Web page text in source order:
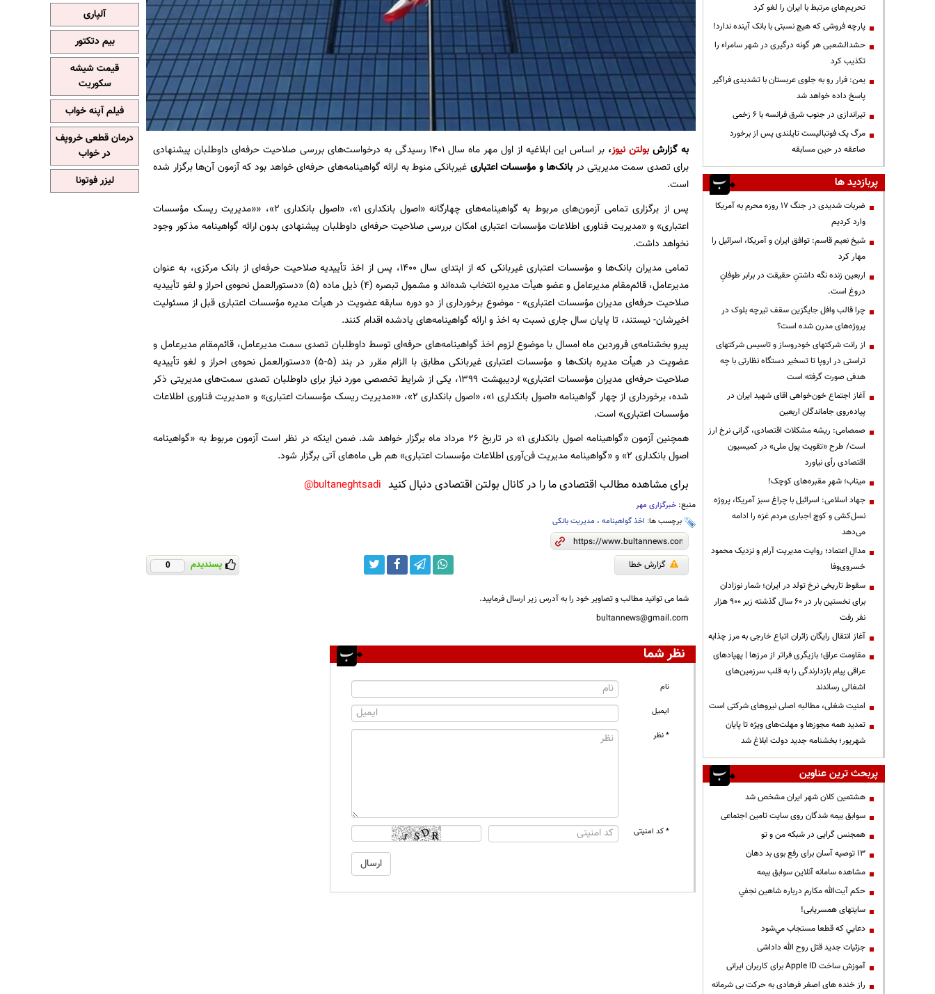
به گزارش بولتن نیوز،
بر اساس این ابلاغیه از اول مهر ماه سال ۱۴۰۱ رسیدگی به درخواست‌های بررسی صلاحیت حرفه‌ای داوطلبان پیشنهادی
برای تصدی سمت مدیریتی در بانک‌ها و مؤسسات اعتباری غیربانکی منوط به ارائه گواهینامه‌های حرفه‌ای خواهد بود که آزمون آن‌ها برگزار شده
است.
پس از برگزاری تمامی آزمون‌های مربوط به گواهینامه‌های چهارگانه «اصول بانکداری ۱»، «اصول بانکداری ۲»، ««مدیریت ریسک مؤسسات
اعتباری» و «مدیریت فناوری اطلاعات مؤسسات اعتباری امکان بررسی صلاحیت حرفه‌ای داوطلبان پیشنهادی بدون ارائه گواهینامه مذکور وجود
نخواهد داشت.
تمامی مدیران بانک‌ها و مؤسسات اعتباری غیربانکی که از ابتدای سال ۱۴۰۰، پس از اخذ تأییدیه صلاحیت حرفه‌ای از بانک مرکزی، به عنوان
مدیرعامل، قائم‌مقام مدیرعامل و عضو هیأت مدیره انتخاب شده‌اند و مشمول تبصره (۴) ذیل ماده (۵) «دستورالعمل نحوه‌ی احراز و لغو تأییدیه
صلاحیت حرفه‌ای مدیران مؤسسات اعتباری» - موضوع برخورداری از دو دوره سابقه عضویت در هیأت مدیره مؤسسات اعتباری قبل از مسئولیت
اخیرشان- نیستند، تا پایان سال جاری نسبت به اخذ و ارائه گواهینامه‌های یادشده اقدام کنند.
پیرو بخشنامه‌ی فروردین ماه امسال با موضوع لزوم اخذ گواهینامه‌های حرفه‌ای توسط داوطلبان تصدی سمت مدیرعامل، قائم‌مقام مدیرعامل و
عضویت در هیأت مدیره بانک‌ها و مؤسسات اعتباری غیربانکی مطابق با الزام مقرر در بند (۵-۵) «دستورالعمل نحوه‌ی احراز و لغو تأییدیه
صلاحیت حرفه‌ای مدیران مؤسسات اعتباری» اردیبهشت ۱۳۹۹، یکی از شرایط تخصصی مورد نیاز برای داوطلبان تصدی سمت‌های مدیریتی ذکر
شده، برخورداری از چهار گواهینامه «اصول بانکداری ۱»، «اصول بانکداری ۲»، ««مدیریت ریسک مؤسسات اعتباری» و «مدیریت فناوری اطلاعات
مؤسسات اعتباری» است.
همچنین آزمون «گواهینامه اصول بانکداری ۱» در تاریخ ۲۶ مرداد ماه برگزار خواهد شد. ضمن اینکه در نظر است آزمون مربوط به «گواهینامه
اصول بانکداری ۲» و «گواهینامه مدیریت فن‌آوری اطلاعات مؤسسات اعتباری» هم طی ماه‌های آتی برگزار شود.
برای مشاهده مطالب اقتصادی ما را در کانال بولتن اقتصادی دنبال کنید bultaneghtsadi@
منبع: خبرگزاری مهر
برچسب ها: اخذ گواهینامه، مدیریت بانکی
گزارش خطا پسندیدم 0
شما می توانید مطالب و تصاویر خود را به آدرس زیر ارسال فرمایید.
bultannews@gmail.com
نظر شما
نام
ایمیل
* نظر
* کد امنیتی
تحریم‌های مرتبط با ایران را لغو کرد
پارچه فروشی که هیچ نسبتی با بانک آینده ندارد!
حشدالشعبی هر گونه درگیری در شهر سامراء را
تکذیب کرد
یمن: فرار رو به جلوی عربستان با تشدیدی فراگیر
پاسخ داده خواهد شد
تیراندازی در جنوب شرق فرانسه با ۶ زخمی
مرگ یک فوتبالیست تایلندی پس از برخورد
صاعقه در حین مسابقه
پربازدید ها
ضربات شدیدی در جنگ ۱۷ روزه محرم به آمریکا
وارد کردیم
شیخ نعیم قاسم: توافق ایران و آمریکا، اسرائیل را
مهار کرد
اربعین زنده نگه داشتنِ حقیقت در برابر طوفانِ
دروغ است.
چرا قالب وافل جایگزین سقف تیرچه بلوک در
پروژه‌های مدرن شده است؟
از رانت‌ شرکتهای خودروساز و تاسیس شرکتهای
تراستی در اروپا تا تسخیر دستگاه نظارتی با چه
هدفی صورت گرفته است
آغاز اجتماع خون‌خواهی اقای شهید ایران در
پیاده‌روی جاماندگان اربعین
صمصامی: ریشه مشکلات اقتصادی، گرانی نرخ ارز
است/ طرح «تقویت پول ملی» در کمیسیون
اقتصادی رأی نیاورد
میناب؛ شهرِ مقبره‌های کوچک!
جهاد اسلامی: اسرائیل با چراغ سبز آمریکا، پروژه
نسل‌کشی و کوچ اجباری مردم غزه را ادامه
می‌دهد
مدالِ اعتماد؛ روایت مدیریت آرام و نزدیک محمود
خسروی‌وفا
سقوط تاریخی نرخ تولد در ایران؛ شمار نوزادان
برای نخستین بار در ۶۰ سال گذشته زیر ۹۰۰ هزار
نفر رفت
آغاز انتقال رایگان زائران اتباع خارجی به مرز چذابه
مقاومت عراق؛ بازیگری فراتر از مرزها | پهپادهای
عراقی پیام بازدارندگی را به قلب سرزمین‌های
اشغالی رساندند
‌امنیت شغلی، مطالبه اصلی نیروهای شرکتی است
تمدید همه مجوزها و مهلت‌های ویژه تا پایان
شهریور؛ بخشنامه جدید دولت ابلاغ شد
پربحث ترین عناوین
هشتمین کلان شهر ایران مشخص شد
سوابق بیمه شدگان روی سایت تامین اجتماعی
همجنس گرایی در شبکه من و تو
13 توصیه آسان برای رفع بوی بد دهان
مشاهده سامانه آنلاين سوابق بیمه
حكم آيت‌الله مكارم درباره شاهين نجفي
سایتهای همسریابی!
دعايي كه قطعا مستجاب مي‌شود
جزئیات جدید قتل روح الله داداشی
آموزش ساخت Apple ID برای کاربران ایرانی
راز خنده های اصغر فرهادی به حرکت بی شرمانه
آلپاری
بیم دتکتور
قیمت شیشه
سکوریت
فیلم آپنه خواب
درمان قطعی خروپف
در خواب
لیزر فوتونا